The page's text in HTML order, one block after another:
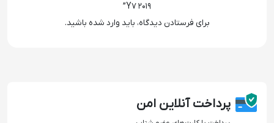
Y7 2019”
برای فرستادن دیدگاه، باید وارد شده باشید.
پرداخت آنلاین امن